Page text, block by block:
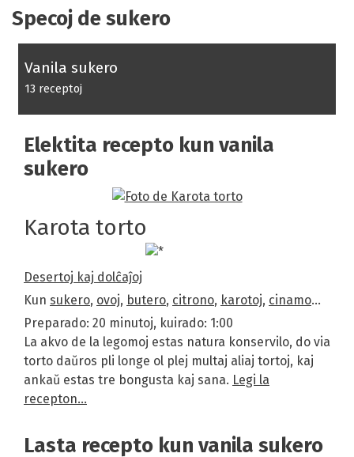
Specoj de sukero
Vanila sukero
13 receptoj
Elektita recepto kun vanila
sukero
Karota torto
Desertoj kaj dolĉaĵoj
Kun sukero, ovoj, butero, citrono, karotoj, cinamo…
Preparado: 20 minutoj, kuirado: 1:00
La akvo de la legomoj estas natura konservilo, do via
torto daŭros pli longe ol plej multaj aliaj tortoj, kaj
ankaŭ estas tre bongusta kaj sana. Legi la
recepton…
Lasta recepto kun vanila sukero